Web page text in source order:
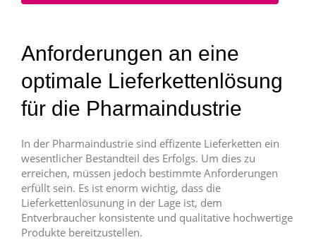
Anforderungen an eine
optimale Lieferkettenlösung
für die Pharmaindustrie
In der Pharmaindustrie sind effizente Lieferketten ein
wesentlicher Bestandteil des Erfolgs. Um dies zu
erreichen, müssen jedoch bestimmte Anforderungen
erfüllt sein. Es ist enorm wichtig, dass die
Lieferkettenlösunung in der Lage ist, dem
Entverbraucher konsistente und qualitative hochwertige
Produkte bereitzustellen.